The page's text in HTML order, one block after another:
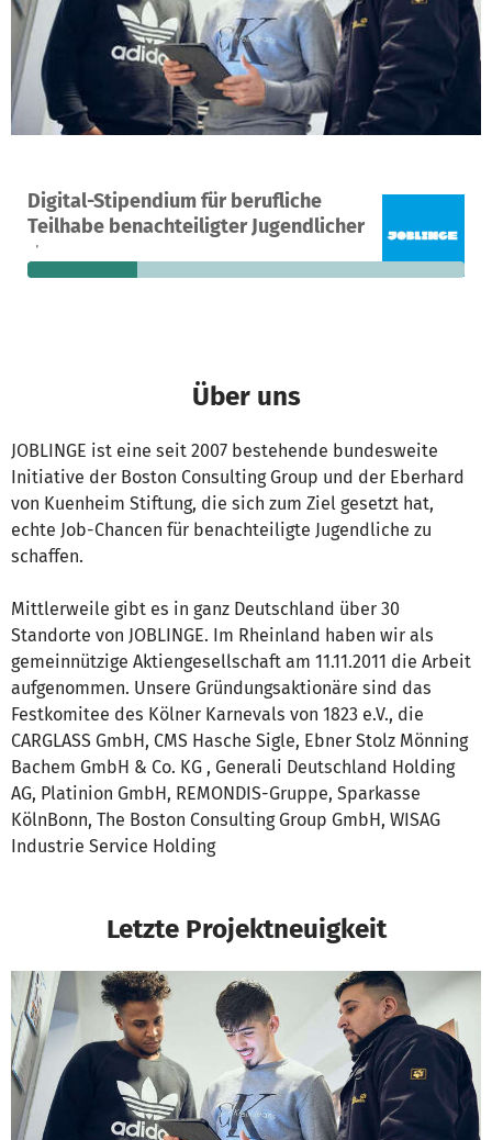
Digital-Stipendium für berufliche
Teilhabe benachteiligter Jugendlicher
Ein Projekt in Köln, Deutschland
25 25 %
finanziert fehlen noch
Über uns
JOBLINGE ist eine seit 2007 bestehende bundesweite
Initiative der Boston Consulting Group und der Eberhard
von Kuenheim Stiftung, die sich zum Ziel gesetzt hat,
echte Job-Chancen für benachteiligte Jugendliche zu
schaffen.
Mittlerweile gibt es in ganz Deutschland über 30
Standorte von JOBLINGE. Im Rheinland haben wir als
gemeinnützige Aktiengesellschaft am 11.11.2011 die Arbeit
aufgenommen. Unsere Gründungsaktionäre sind das
Festkomitee des Kölner Karnevals von 1823 e.V., die
CARGLASS GmbH, CMS Hasche Sigle, Ebner Stolz Mönning
Bachem GmbH & Co. KG , Generali Deutschland Holding
AG, Platinion GmbH, REMONDIS-Gruppe, Sparkasse
KölnBonn, The Boston Consulting Group GmbH, WISAG
Industrie Service Holding
Letzte Projektneuigkeit